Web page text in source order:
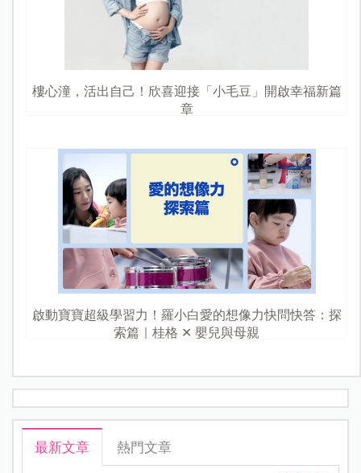
樓心潼，活出自己！欣喜迎接「小毛豆」開啟幸福新篇
章
啟動寶寶超級學習力！羅小白愛的想像力快問快答：探
索篇｜桂格 ✕ 嬰兒與母親
最新文章 熱門文章